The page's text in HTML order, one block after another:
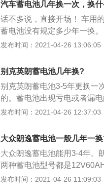
后，每隔20分钟对单体电瓶
时，每隔10分钟分三次进行
问题；3、检测蓄电池是否“
器一直亮着红灯，说明电池严
池坏死。捷达原车电池3～4年
汽车蓄电池几年换一次，换
话不多说，直接开场！ 车用
蓄电池没有规定多少年一换
问题的话，都是免费更换。
换蓄电池的，只会根据年份
还没换的也见过，所以这种
用者不同，换电瓶的时间也
蓄电池，efb型号，额定值
千多啊！新电瓶容量在800多
必须要换了，不然指不定那
不然到时候只能救援了。估
能的，一上车发动起来就关
怎么样？ 大家的卡罗拉启停
发布时间：2021-04-26 13:06:05
别克英朗蓄电池几年换?
别克英朗蓄电池3-5年更换一
的。蓄电池出现亏电或者漏
车内负载没电的情况。蓄电
临时措施，可以向其他的车
电池的负极和负极相连，正
用补液。切忌用饮用纯净水
成不良影响；3、在启动汽车
而损坏。正确的使用胁法是
发布时间：2021-04-26 12:37:03
大众朗逸蓄电池一般几年一
大众朗逸蓄电池能用3-4年。
两种蓄电池型号都是
换，否则会造成车辆无法着
发布时间：2021-04-26 11:09:03